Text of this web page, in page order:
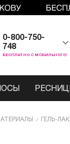
0-800-750-
748
БЕСПЛАТНО С МОБИЛЬНОГО!
ГЕЛЬ-